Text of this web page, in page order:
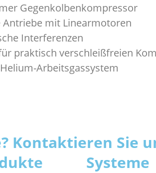
Gegenkolbenkompressor
mit Linearmotoren
Interferenzen
praktisch verschleißfreien
Arbeitsgassystem
Kontaktieren Sie
Systeme